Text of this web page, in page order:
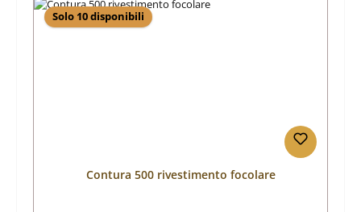
Solo 10 disponibili
Contura 500 rivestimento focolare